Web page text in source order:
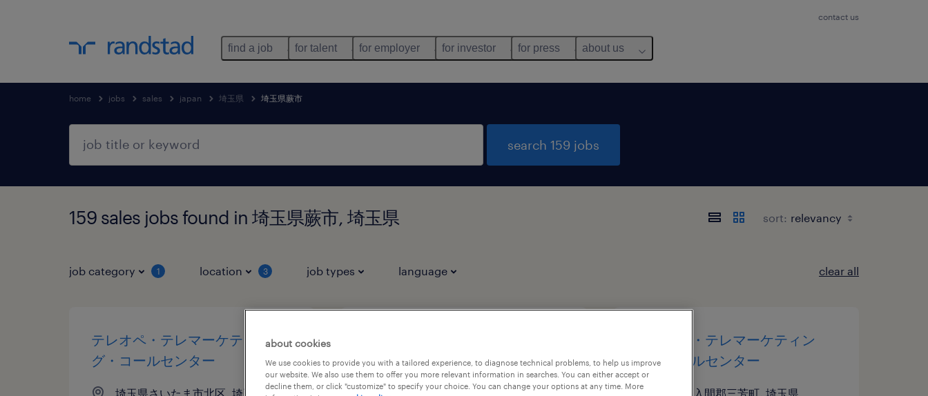
contact us
find a job for talent for employer for investor for press about us
home jobs sales japan 埼玉県 埼玉県蕨市
search 159 jobs
159 sales jobs found in 埼玉県蕨市, 埼玉県 sort:
job category 1 location 3 job types language clear all
テレオペ・テレマーケティン
グ・コールセンター
埼玉県さいたま市北区, 埼玉県
テレマーケティング・コールセ
ンター
テレオペ・テレマーケティン
グ・コールセンター
埼玉県入間郡三芳町, 埼玉県
about cookies
We use cookies to provide you with a tailored experience, to diagnose technical problems, to help us improve
our website. We also use them to offer you more relevant information in searches. You can either accept or
decline them, or click "customize" to specify your choice. You can change your options at any time. More